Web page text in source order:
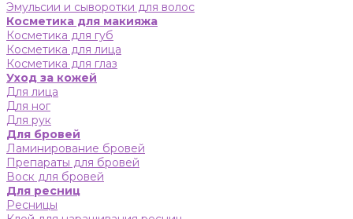
Эмульсии и сыворотки для волос
Косметика для макияжа
Косметика для губ
Косметика для лица
Косметика для глаз
Уход за кожей
Для лица
Для ног
Для рук
Для бровей
Ламинирование бровей
Препараты для бровей
Воск для бровей
Для ресниц
Ресницы